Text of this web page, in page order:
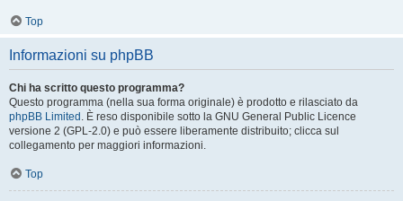
Top
Informazioni su phpBB
Chi ha scritto questo programma?
Questo programma (nella sua forma originale) è prodotto e rilasciato da
phpBB Limited . È reso disponibile sotto la GNU General Public Licence
versione 2 (GPL-2.0) e può essere liberamente distribuito; clicca sul
collegamento per maggiori informazioni.
Top